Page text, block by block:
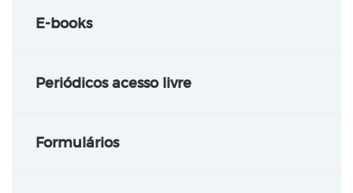
E-books
Periódicos acesso livre
Formulários